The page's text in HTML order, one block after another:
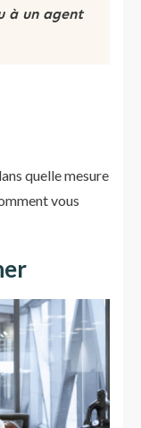
à un agent
quelle mesure
vous